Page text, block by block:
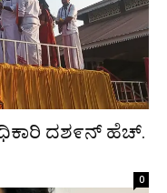
ದಶ೯ನ್ ಹೆಚ್.
0